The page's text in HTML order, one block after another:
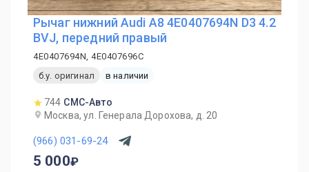
Рычаг нижний Audi A8 4E0407694N D3 4.2
BVJ, передний правый
4E0407694N, 4E0407696C
б.у. оригинал
в наличии
744 СМС-Авто
Москва, ул. Генерала Дорохова, д. 20
(966) 031-69-24
5 000